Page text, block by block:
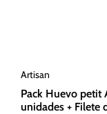
Artisan
Pack Huevo petit
unidades + Filete